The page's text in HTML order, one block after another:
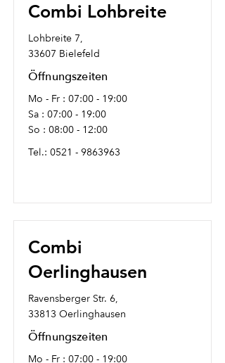
Combi Lohbreite
Lohbreite 7,
33607 Bielefeld
Öffnungszeiten
Mo - Fr : 07:00 - 19:00
Sa : 07:00 - 19:00
So : 08:00 - 12:00
Tel.: 0521 - 9863963
Combi
Oerlinghausen
Ravensberger Str. 6,
33813 Oerlinghausen
Öffnungszeiten
Mo - Fr : 07:00 - 19:00